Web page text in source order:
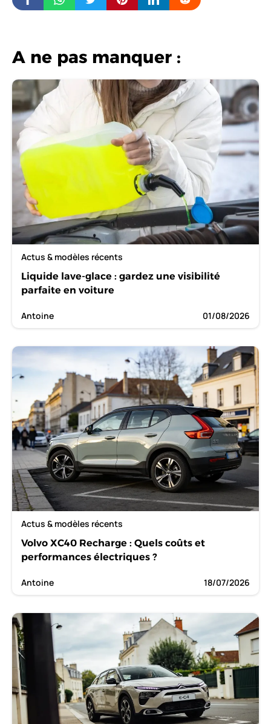
A ne pas manquer :
Actus & modèles récents
Liquide lave-glace : gardez une visibilité
parfaite en voiture
Antoine 01/08/2026
Actus & modèles récents
Volvo XC40 Recharge : Quels coûts et
performances électriques ?
Antoine 18/07/2026